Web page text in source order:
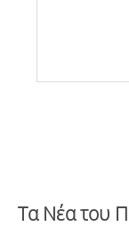
Τα Νέα του